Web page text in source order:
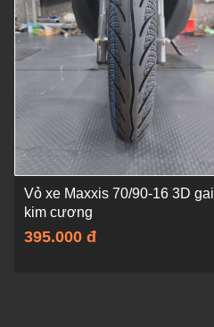
Vỏ xe Maxxis 70/90-16 3D gai
kim cương
395.000 đ